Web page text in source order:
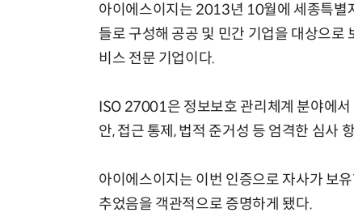
아이에스이지는 2013년 10월에 세종특별
들로 구성해 공공 및 민간 기업을 대상으로
비스 전문 기업이다.
ISO 27001은 정보보호 관리체계 분야에
안, 접근 통제, 법적 준거성 등 엄격한 심사
아이에스이지는 이번 인증으로 자사가 보
추었음을 객관적으로 증명하게 됐다.